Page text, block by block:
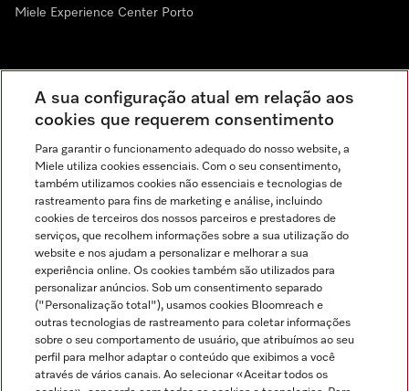
Miele Experience Center Porto
Indicações jurídicas
Condições gerais
Miele no Instagram
Miele no Facebook
Miele no Youtube
A sua configuração atual em relação aos
cookies que requerem consentimento
Para garantir o funcionamento adequado do nosso website, a
Miele utiliza cookies essenciais. Com o seu consentimento,
também utilizamos cookies não essenciais e tecnologias de
rastreamento para fins de marketing e análise, incluindo
cookies de terceiros dos nossos parceiros e prestadores de
serviços, que recolhem informações sobre a sua utilização do
website e nos ajudam a personalizar e melhorar a sua
experiência online. Os cookies também são utilizados para
personalizar anúncios. Sob um consentimento separado
("Personalização total"), usamos cookies Bloomreach e
outras tecnologias de rastreamento para coletar informações
sobre o seu comportamento de usuário, que atribuímos ao seu
perfil para melhor adaptar o conteúdo que exibimos a você
através de vários canais. Ao selecionar «Aceitar todos os